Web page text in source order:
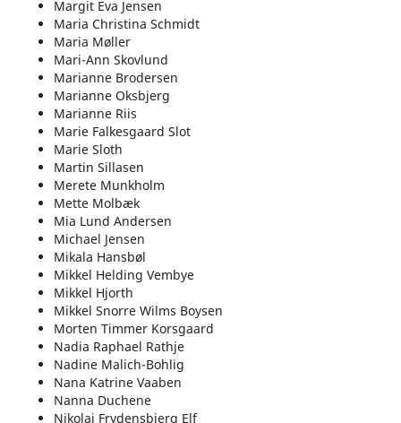
Margit Eva Jensen
Maria Christina Schmidt
Maria Møller
Mari-Ann Skovlund
Marianne Brodersen
Marianne Oksbjerg
Marianne Riis
Marie Falkesgaard Slot
Marie Sloth
Martin Sillasen
Merete Munkholm
Mette Molbæk
Mia Lund Andersen
Michael Jensen
Mikala Hansbøl
Mikkel Helding Vembye
Mikkel Hjorth
Mikkel Snorre Wilms Boysen
Morten Timmer Korsgaard
Nadia Raphael Rathje
Nadine Malich-Bohlig
Nana Katrine Vaaben
Nanna Duchene
Nikolaj Frydensbjerg Elf